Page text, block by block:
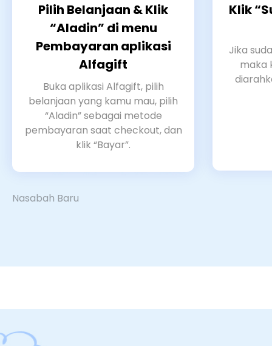
Pilih Belanjaan & Klik
“Aladin” di menu
Pembayaran aplikasi
Alfagift
Buka aplikasi Alfagift, pilih
belanjaan yang kamu mau, pilih
“Aladin” sebagai metode
pembayaran saat checkout, dan
klik “Bayar”.
Klik
Jika
maka
Nasabah Baru